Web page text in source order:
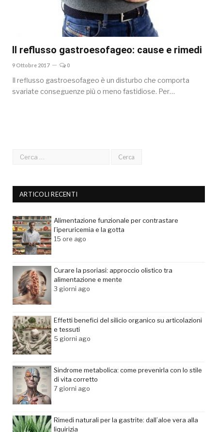
Il reflusso gastroesofageo: cause e rimedi
9 Ottobre 2017 0
Il reflusso gastroesofageo è un disturbo che comporta
svariate conseguenze più o meno fastidiose. Per…
ARTICOLI RECENTI
Alimentazione funzionale per contrastare
l’iperuricemia e la gotta
15 ore ago
Curare la psoriasi: approccio olistico tra
alimentazione e mente
3 giorni ago
Effetti benefici del silicio organico su articolazioni
e tessuti
5 giorni ago
Sindrome metabolica: come prevenirla con lo stile
di vita corretto
7 giorni ago
Rimedi naturali per la gastrite: dall’aloe vera alla
liquirizia